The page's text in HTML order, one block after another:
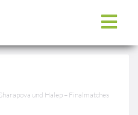
und Halep – Finalmatches